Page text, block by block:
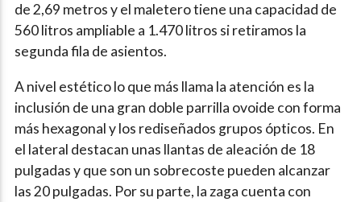
de 2,69 metros y el maletero tiene una capacidad de
560 litros ampliable a 1.470 litros si retiramos la
segunda fila de asientos.
A nivel estético lo que más llama la atención es la
inclusión de una gran doble parrilla ovoide con forma
más hexagonal y los rediseñados grupos ópticos. En
el lateral destacan unas llantas de aleación de 18
pulgadas y que son un sobrecoste pueden alcanzar
las 20 pulgadas. Por su parte, la zaga cuenta con